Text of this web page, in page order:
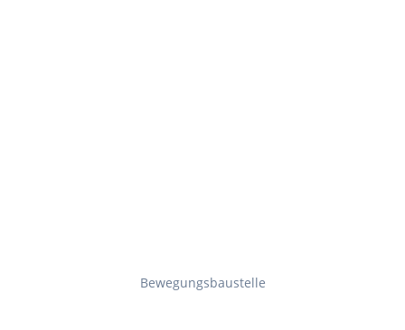
Bewegungsbaustelle